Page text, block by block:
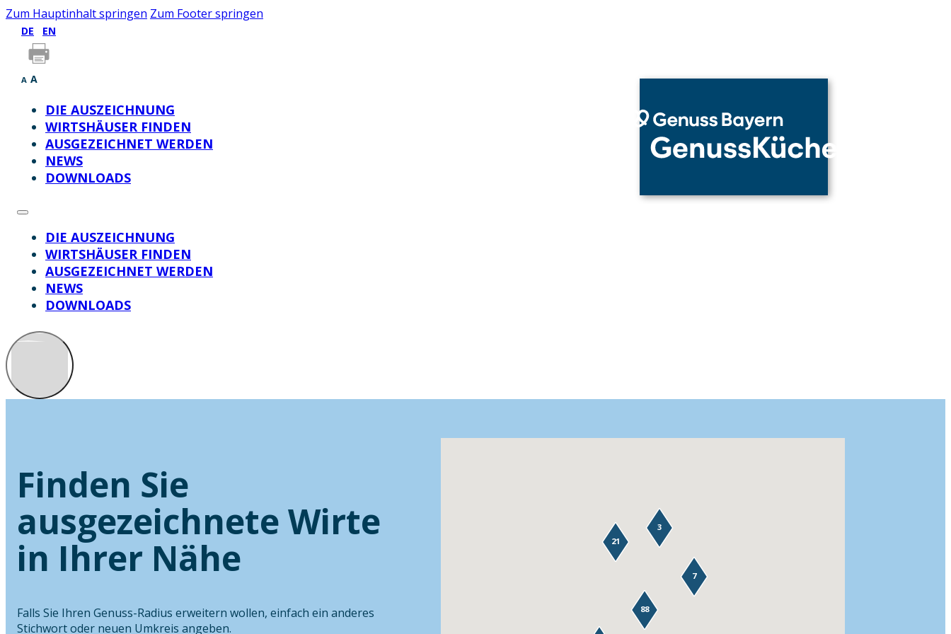
Zum Hauptinhalt springen Zum Footer springen
DE EN
A A
DIE AUSZEICHNUNG
WIRTSHÄUSER FINDEN
AUSGEZEICHNET WERDEN
NEWS
DOWNLOADS
DIE AUSZEICHNUNG
WIRTSHÄUSER FINDEN
AUSGEZEICHNET WERDEN
NEWS
DOWNLOADS
Finden Sie
ausgezeichnete Wirte
in Ihrer Nähe
Falls Sie Ihren Genuss-Radius erweitern wollen, einfach ein anderes
Stichwort oder neuen Umkreis angeben.
88
7
21
3